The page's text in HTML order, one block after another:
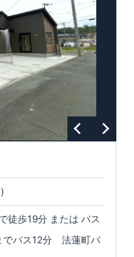
徒歩19分 または バス
でバス12分 法蓮町バ